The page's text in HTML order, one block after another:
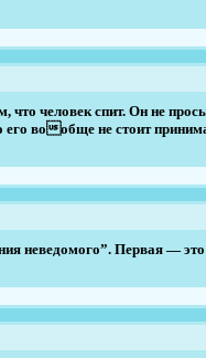
человек спит. Он не
его вообще не стоит
неведомого”. Первая — это